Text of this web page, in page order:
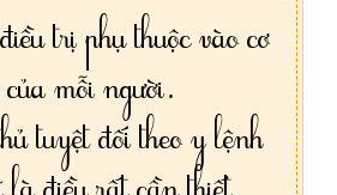
trị phụ thuộc vào cơ
mỗi người.
tuyệt đối theo y lệnh